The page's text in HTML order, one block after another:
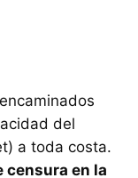
del
a toda costa.
censura en la